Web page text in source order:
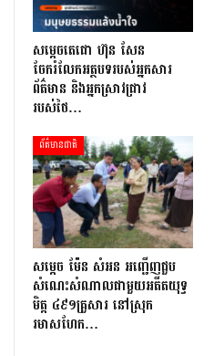
សម្តេចតេជោ ហ៊ុន សែន
ចែករំលែកអត្ថបទរបស់អ្នកសារ
ព័ត៌មាន និងអ្នកស្រាវជ្រាវ
របស់ថៃ…
ព័ត៌មានជាតិ
សម្តេច ម៉ែន សំអន អញ្ជើញជួប
សំណេះសំណាលជាមួយអតីតយុទ្ធ
មិត្ត ៤៩១គ្រួសារ នៅស្រុក
រមាសហែក…